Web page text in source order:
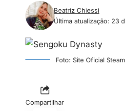
Última atualização: 23
Beatriz Chiessi
Foto: Site Oficial Steam
Compartilhar